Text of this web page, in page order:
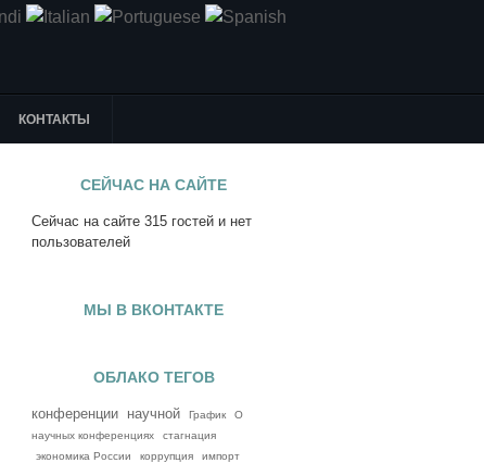
КОНТАКТЫ
СЕЙЧАС НА САЙТЕ
Сейчас на сайте 315 гостей и нет
пользователей
МЫ В ВКОНТАКТЕ
ОБЛАКО ТЕГОВ
конференции научной График
О
научных конференциях
стагнация
экономика России
коррупция
импорт